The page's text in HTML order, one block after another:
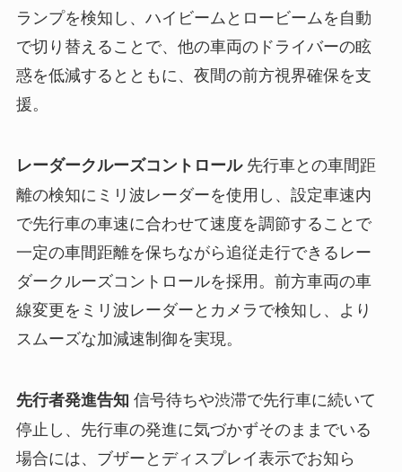
ランプを検知し、ハイビームとロービームを自動
で切り替えることで、他の車両のドライバーの眩
惑を低減するとともに、夜間の前方視界確保を支
援。
レーダークルーズコントロール先行車との車間距
離の検知にミリ波レーダーを使用し、設定車速内
で先行車の車速に合わせて速度を調節することで
一定の車間距離を保ちながら追従走行できるレー
ダークルーズコントロールを採用。前方車両の車
線変更をミリ波レーダーとカメラで検知し、より
スムーズな加減速制御を実現。
先行者発進告知 信号待ちや渋滞で先行車に続いて
停止し、先行車の発進に気づかずそのままでいる
場合には、ブザーとディスプレイ表示でお知ら